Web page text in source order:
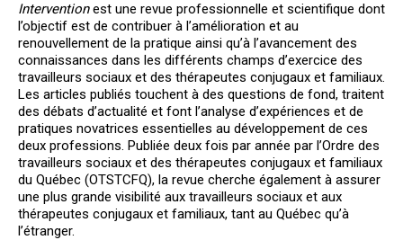
Interventionest une revue professionnelle et scientifique dont
l’objectif est de contribuer à l’amélioration et au
renouvellement de la pratique ainsi qu’à l’avancement des
connaissances dans les différents champs d’exercice des
travailleurs sociaux et des thérapeutes conjugaux et familiaux.
Les articles publiés touchent à des questions de fond, traitent
des débats d’actualité et font l’analyse d’expériences et de
pratiques novatrices essentielles au développement de ces
deux professions. Publiée deux fois par année par l’Ordre des
travailleurs sociaux et des thérapeutes conjugaux et familiaux
du Québec (OTSTCFQ), la revue cherche également à assurer
une plus grande visibilité aux travailleurs sociaux et aux
thérapeutes conjugaux et familiaux, tant au Québec qu’à
l’étranger.